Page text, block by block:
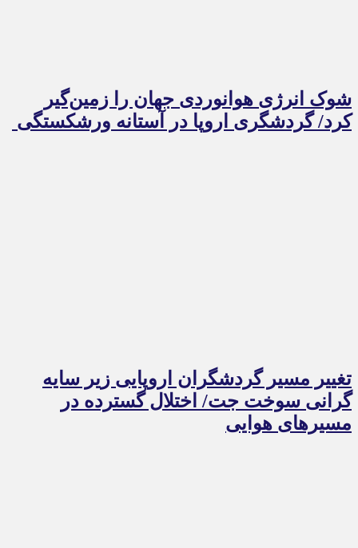
شوک انرژی هوانوردی جهان را زمین‌گیر
کرد/ گردشگری اروپا در آستانه ورشکستگی
تغییر مسیر گردشگران اروپایی زیر سایه
گرانی سوخت جت/ اختلال گسترده در
مسیرهای هوایی